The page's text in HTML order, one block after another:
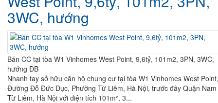
3WC, hướng
Bán CC tại tòa W1 Vinhomes West Point, 9,6tỷ, 101m2, 3PN, 3WC,
hướng ĐB
Nhanh tay sở hữu căn hộ chung cư tại tòa W1 Vinhomes West Point,
Đường Đỗ Đức Dục, Phường Từ Liêm, Hà Nội, trước đây Quận Nam
Từ Liêm, Hà Nội với diện tích 101m², 3...